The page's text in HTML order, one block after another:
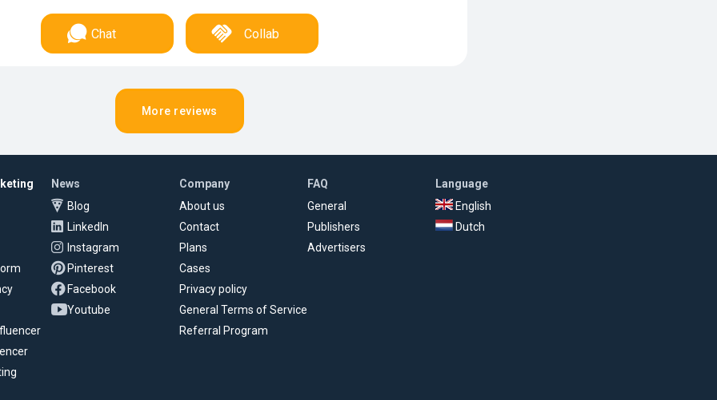
Chat Collab
More reviews
News
Blog
LinkedIn
Instagram
Pinterest
Facebook
Youtube
Company
About us
Contact
Plans
Cases
Privacy policy
General Terms of Service
Referral Program
FAQ
General
Publishers
Advertisers
Language
English
Dutch